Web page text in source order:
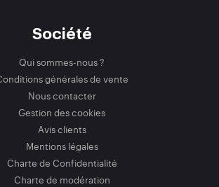
Société
Qui sommes-nous ?
générales de vente
Nous contacter
Gestion des cookies
Avis clients
Mentions légales
Charte de Confidentialité
Charte de modération